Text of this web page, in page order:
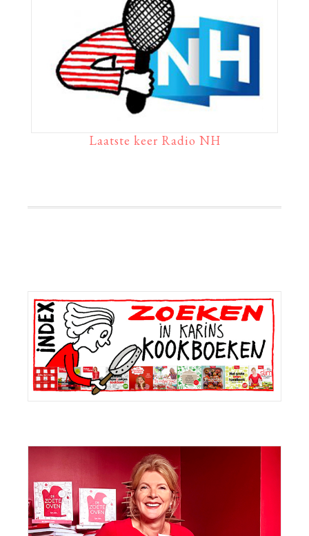
Laatste keer Radio NH
Primaire
Sidebar